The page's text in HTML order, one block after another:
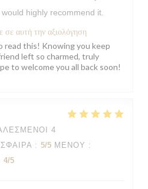
highly recommend it.
σε αυτή την αξιολόγηση
read this! Knowing you keep
left so charmed, truly
to welcome you all back soon!
4
: 5/5 ΜΕΝΟΎ :
4/5